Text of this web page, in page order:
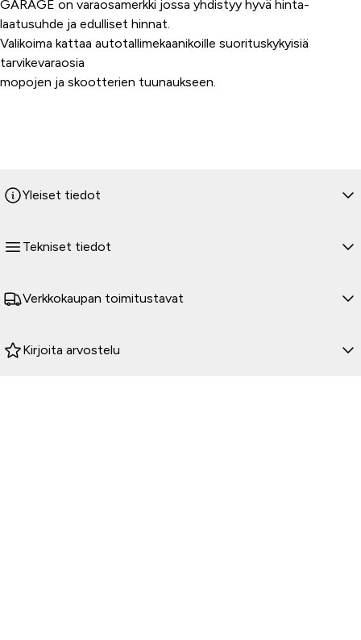
GARAGE on varaosamerkki jossa yhdistyy hyvä hinta-
laatusuhde ja edulliset hinnat.
Valikoima kattaa autotallimekaanikoille suorituskykyisiä
tarvikevaraosia
mopojen ja skootterien tuunaukseen.
Yleiset tiedot
Tekniset tiedot
Verkkokaupan toimitustavat
Kirjoita arvostelu